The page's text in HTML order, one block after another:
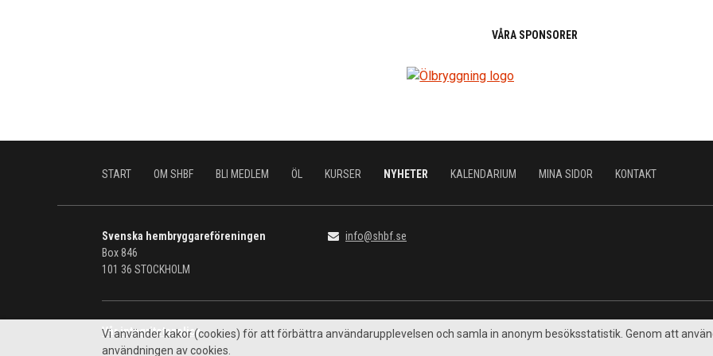
VÅRA SPONSORER
START OM SHBF BLI MEDLEM ÖL KURSER NYHETER KALENDARIUM MINA SIDOR KONTAKT
Svenska hembryggareföreningen
Box 846
101 36 STOCKHOLM
info@shbf.se
Vår integritetspolicy
Vi använder kakor (cookies) för att förbättra användarupplevelsen och samla in anonym besöksstatistik. Genom att
användningen av cookies.